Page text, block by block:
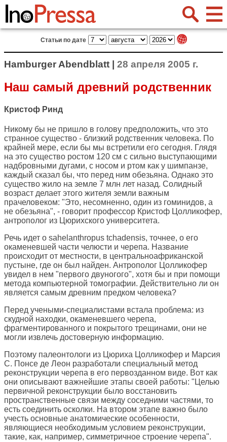
Статьи по дате
Hamburger Abendblatt | 28 апреля 2005 г.
Наш самый древний родственник
Кристоф Ринд
Никому бы не пришло в голову предположить, что это
странное существо - близкий родственник человека. По
крайней мере, если бы мы встретили его сегодня. Глядя
на это существо ростом 120 см с сильно выступающими
надбровными дугами, с носом и ртом как у шимпанзе,
каждый сказал бы, что перед ним обезьяна. Однако это
существо жило на земле 7 млн лет назад. Солидный
возраст делает этого жителя земли важным
прачеловеком: "Это, несомненно, один из гоминидов, а
не обезьяна", - говорит профессор Кристоф Цолликофер,
антрополог из Цюрихского университета.
Речь идет о sahelanthropus tchadensis, точнее, о его
окаменевшей части челюсти и черепа. Название
происходит от местности, в центральноафриканской
пустыне, где он был найден. Антрополог Цолликофер
увидел в нем "первого двуногого", хотя бы и при помощи
метода компьютерной томографии. Действительно ли он
является самым древним предком человека?
Перед учеными-специалистами встала проблема: из
скудной находки, окаменевшего черепа,
фрагментированного и покрытого трещинами, они не
могли извлечь достоверную информацию.
Поэтому палеонтологи из Цюриха Цолликофер и Марсия
С. Понсе де Леон разработали специальный метод
реконструкции черепа в его первозданном виде. Вот как
они описывают важнейшие этапы своей работы: "Целью
первичной реконструкции было восстановить
пространственные связи между соседними частями, то
есть соединить осколки. На втором этапе важно было
учесть основные анатомические особенности,
являющиеся необходимым условием реконструкции,
такие, как, например, симметричное строение черепа".